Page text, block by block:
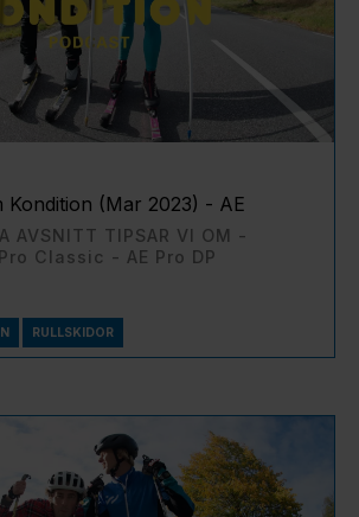
Kondition (Mar 2023) - AE
AVSNITT TIPSAR VI OM -
Classic - AE Pro DP
RULLSKIDOR